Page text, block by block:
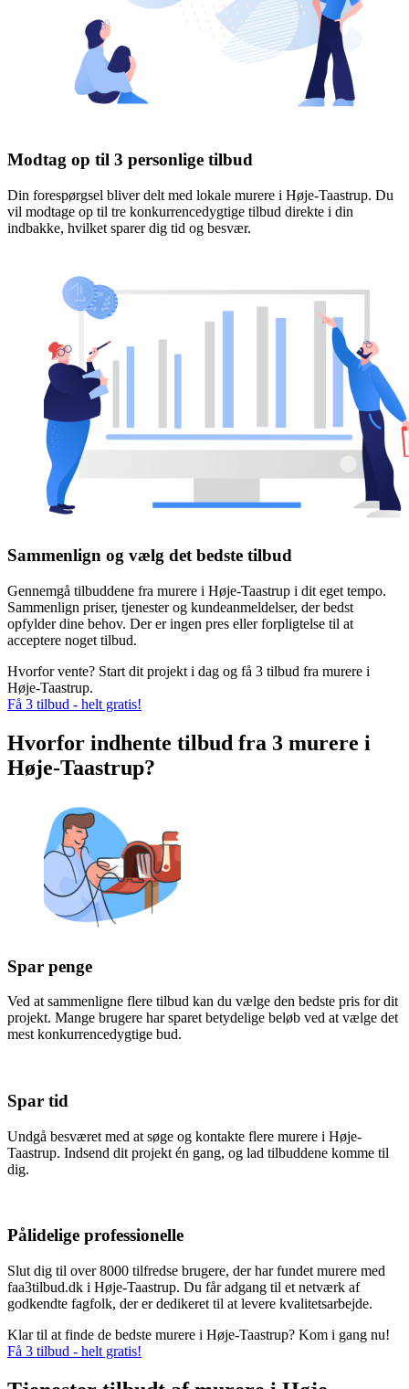
Modtag op til 3 personlige tilbud
Din forespørgsel bliver delt med lokale murere i Høje-Taastrup. Du
vil modtage op til tre konkurrencedygtige tilbud direkte i din
indbakke, hvilket sparer dig tid og besvær.
Sammenlign og vælg det bedste tilbud
Gennemgå tilbuddene fra murere i Høje-Taastrup i dit eget tempo.
Sammenlign priser, tjenester og kundeanmeldelser, der bedst
opfylder dine behov. Der er ingen pres eller forpligtelse til at
acceptere noget tilbud.
Hvorfor vente? Start dit projekt i dag og få 3 tilbud fra murere i
Høje-Taastrup.
Få 3 tilbud - helt gratis!
Hvorfor indhente tilbud fra 3 murere i
Høje-Taastrup?
Spar penge
Ved at sammenligne flere tilbud kan du vælge den bedste pris for dit
projekt. Mange brugere har sparet betydelige beløb ved at vælge det
mest konkurrencedygtige bud.
Spar tid
Undgå besværet med at søge og kontakte flere murere i Høje-
Taastrup. Indsend dit projekt én gang, og lad tilbuddene komme til
dig.
Pålidelige professionelle
Slut dig til over 8000 tilfredse brugere, der har fundet murere med
faa3tilbud.dk i Høje-Taastrup. Du får adgang til et netværk af
godkendte fagfolk, der er dedikeret til at levere kvalitetsarbejde.
Klar til at finde de bedste murere i Høje-Taastrup? Kom i gang nu!
Få 3 tilbud - helt gratis!